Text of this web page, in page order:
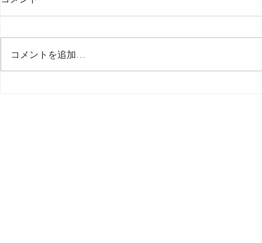
最後の日記です
コメントを追加…